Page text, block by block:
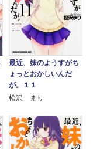
最近、妹のようすがち
ょっとおかしいんだ
が。１１
松沢 まり